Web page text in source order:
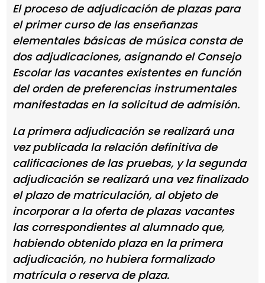
El proceso de adjudicación de plazas para
el primer curso de las enseñanzas
elementales básicas de música consta de
dos adjudicaciones, asignando el Consejo
Escolar las vacantes existentes en función
del orden de preferencias instrumentales
manifestadas en la solicitud de admisión.
La primera adjudicación se realizará una
vez publicada la relación definitiva de
calificaciones de las pruebas, y la segunda
adjudicación se realizará una vez finalizado
el plazo de matriculación, al objeto de
incorporar a la oferta de plazas vacantes
las correspondientes al alumnado que,
habiendo obtenido plaza en la primera
adjudicación, no hubiera formalizado
matrícula o reserva de plaza.